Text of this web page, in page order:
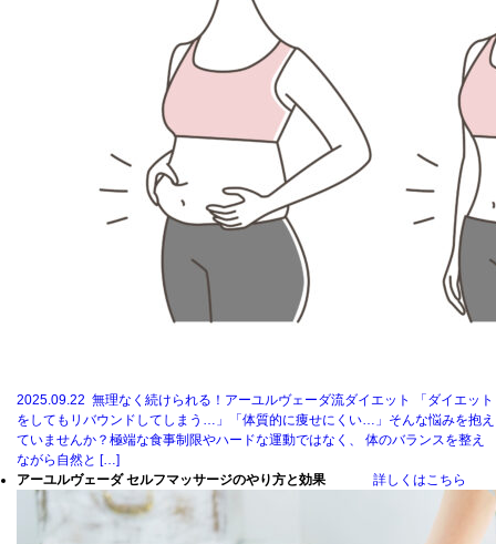
2025.09.22 無理なく続けられる！アーユルヴェーダ流ダイエット 「ダイエット
をしてもリバウンドしてしまう…」「体質的に痩せにくい…」そんな悩みを抱え
ていませんか？極端な食事制限やハードな運動ではなく、 体のバランスを整え
ながら自然と […]
アーユルヴェーダ セルフマッサージのやり方と効果
詳しくはこちら